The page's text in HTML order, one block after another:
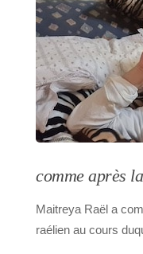
comme après
Maitreya Raël a
raélien au cours